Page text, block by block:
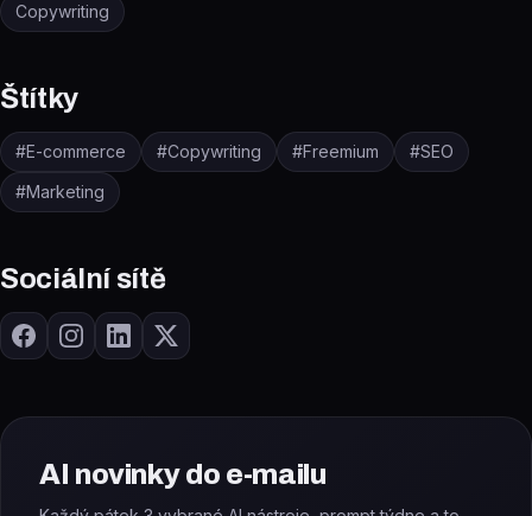
Copywriting
Štítky
#E-commerce #Copywriting #Freemium #SEO
#Marketing
Sociální sítě
AI novinky do e-mailu